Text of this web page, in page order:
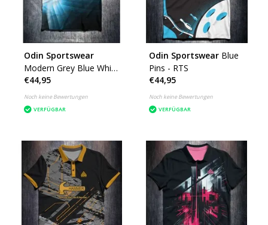
Odin Sportswear
Modern Grey Blue White
- RTS
€44,95
Noch keine Bewertungen
VERFÜGBAR
Odin Sportswear Blue
Pins - RTS
€44,95
Noch keine Bewertungen
VERFÜGBAR